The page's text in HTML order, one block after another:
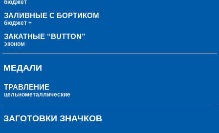
бюджет
ЗАЛИВНЫЕ С БОРТИКОМ
бюджет +
ЗАКАТНЫЕ “BUTTON”
эконом
МЕДАЛИ
ТРАВЛЕНИЕ
цельнометаллические
ЗАГОТОВКИ ЗНАЧКОВ